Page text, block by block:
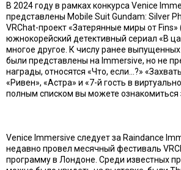
В 2024 году в рамках конкурса Venice
представлены Mobile Suit Gundam: Silver
VRChat-проект «Затерянные миры от Fins»
южнокорейский детективный сериал «В
многое другое. К числу ранее
были представлены на Immersive, но не
награды, относятся «Что, если…?»
«Ривен», «Астра» и «7-й гость в
полным списком вы можете ознакомиться
Venice Immersive следует за Raindance
недавно провел месячный фестиваль
программу в Лондоне. Среди известных